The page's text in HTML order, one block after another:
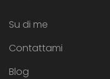
Su di me
Contattami
Blog